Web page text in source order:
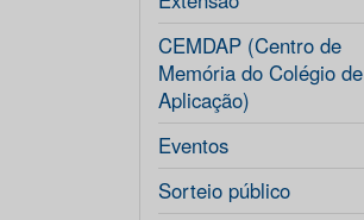
CEMDAP (Centro de
Memória do Colégio de
Aplicação)
Eventos
Sorteio público